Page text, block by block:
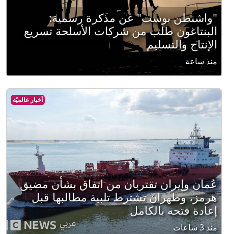
"واشنطن بوست" عن مذكرة رسمية:
البنتاغون طلب من شركات الأسلحة تسريع
الإنتاج والتسليم
منذ ساعة
أخبار عالميّة
عُمان وإيران تقتربان من اتفاق بشأن مضيق
هرمز، وطهران تشترط تلبية مطالبها قبل
إعادة فتحه بالكامل
منذ 3 ساعات